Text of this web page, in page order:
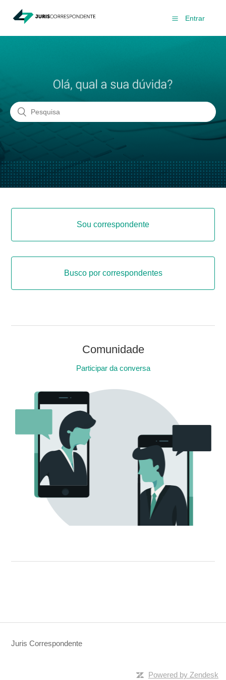
Entrar
Sou correspondente
Busco por correspondentes
Comunidade
Participar da conversa
Juris Correspondente
Powered by Zendesk